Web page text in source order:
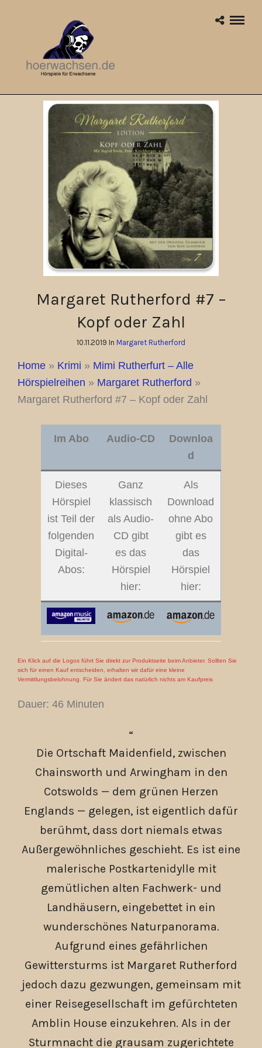
Margaret Rutherford #7 –
Kopf oder Zahl
10.11.2019 In Margaret Rutherford
Home » Krimi » Mimi Rutherfurt – Alle
Hörspielreihen » Margaret Rutherford »
Margaret Rutherford #7 – Kopf oder Zahl
Im Abo Audio-CD
Downloa
d
Dieses
Hörspiel
ist Teil der
folgenden
Digital-
Abos:
Ganz
klassisch
als Audio-
CD gibt
es das
Hörspiel
hier:
Als
Download
ohne Abo
gibt es
das
Hörspiel
hier:
Ein Klick auf die Logos führt Sie direkt zur Produktseite beim Anbieter. Sollten Sie
sich für einen Kauf entscheiden, erhalten wir dafür eine kleine
Vermittlungsbelohnung. Für Sie ändert das natürlich nichts am Kaufpreis
Dauer: 46 Minuten
Die Ortschaft Maidenfield, zwischen
Chainsworth und Arwingham in den
Cotswolds — dem grünen Herzen
Englands — gelegen, ist eigentlich dafür
berühmt, dass dort niemals etwas
Außergewöhnliches geschieht. Es ist eine
malerische Postkartenidylle mit
gemütlichen alten Fachwerk- und
Landhäusern, eingebettet in ein
wunderschönes Naturpanorama.
Aufgrund eines gefährlichen
Gewittersturms ist Margaret Rutherford
jedoch dazu gezwungen, gemeinsam mit
einer Reisegesellschaft im gefürchteten
Amblin House einzukehren. Als in der
Sturmnacht die grausam zugerichtete